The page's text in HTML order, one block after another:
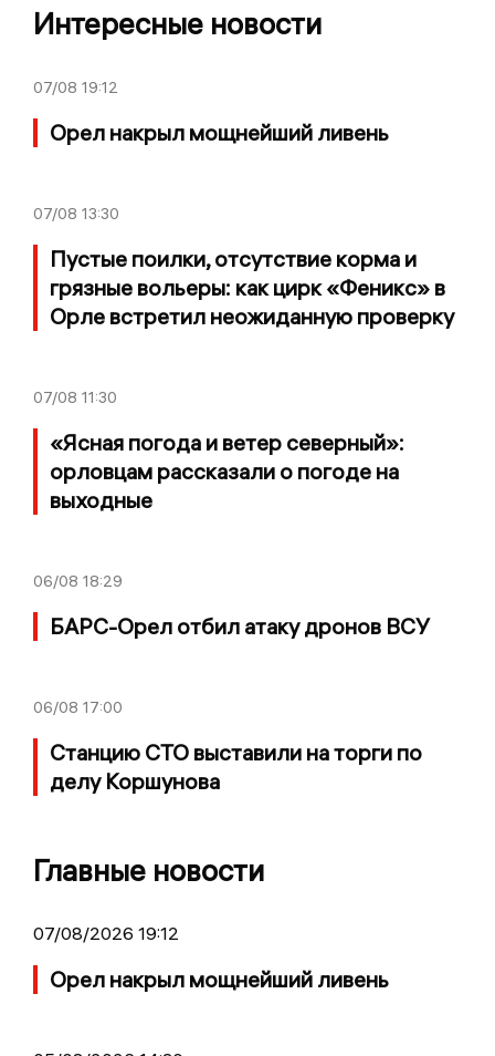
Интересные новости
07/08 19:12
Орел накрыл мощнейший ливень
07/08 13:30
Пустые поилки, отсутствие корма и
грязные вольеры: как цирк «Феникс» в
Орле встретил неожиданную проверку
07/08 11:30
«Ясная погода и ветер северный»:
орловцам рассказали о погоде на
выходные
06/08 18:29
БАРС-Орел отбил атаку дронов ВСУ
06/08 17:00
Станцию СТО выставили на торги по
делу Коршунова
Главные новости
07/08/2026 19:12
Орел накрыл мощнейший ливень